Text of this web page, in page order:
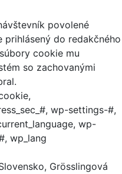
povolené
do redakčného
cookie mu
so zachovanými
wp-settings-#,
wp-
wp_lang
Grösslingová